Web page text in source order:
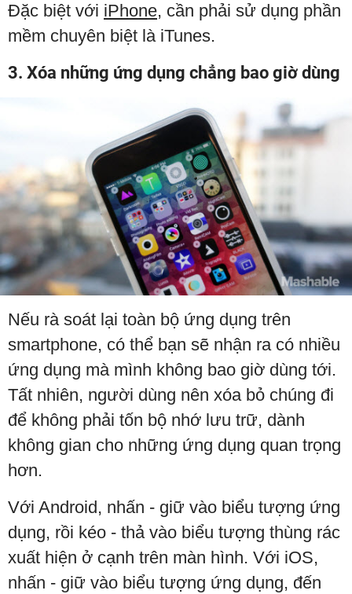
Đặc biệt với iPhone, cần phải sử dụng phần
mềm chuyên biệt là iTunes.
3. Xóa những ứng dụng chẳng bao giờ dùng
Nếu rà soát lại toàn bộ ứng dụng trên
smartphone, có thể bạn sẽ nhận ra có nhiều
ứng dụng mà mình không bao giờ dùng tới.
Tất nhiên, người dùng nên xóa bỏ chúng đi
để không phải tốn bộ nhớ lưu trữ, dành
không gian cho những ứng dụng quan trọng
hơn.
Với Android, nhấn - giữ vào biểu tượng ứng
dụng, rồi kéo - thả vào biểu tượng thùng rác
xuất hiện ở cạnh trên màn hình. Với iOS,
nhấn - giữ vào biểu tượng ứng dụng, đến